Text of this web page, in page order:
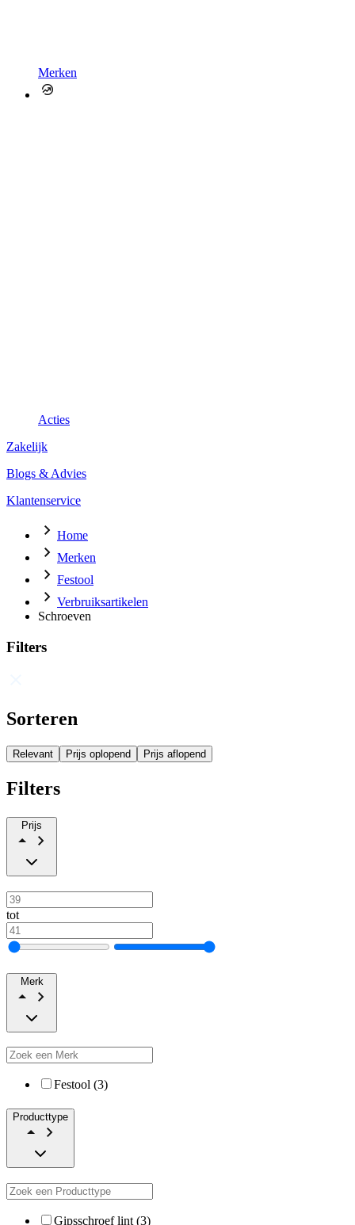
Merken
Acties
Zakelijk
Blogs & Advies
Klantenservice
Home
Merken
Festool
Verbruiksartikelen
Schroeven
Filters
Sorteren
Relevant Prijs oplopend Prijs aflopend
Filters
Prijs
tot
Merk
Festool (3)
Producttype
Gipsschroef lint (3)